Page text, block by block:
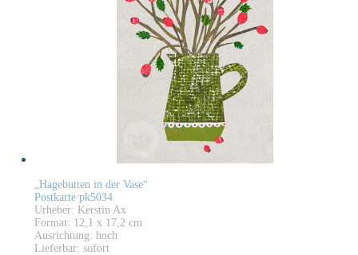
„Hagebutten in der Vase“
Postkarte pk5034
Urheber: Kerstin Ax
Format: 12,1 x 17,2 cm
Ausrichtung: hoch
Lieferbar: sofort